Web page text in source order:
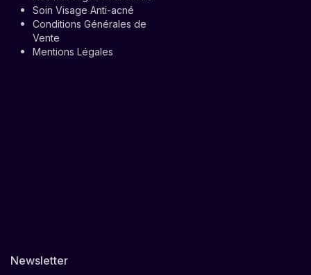
Soin Visage Anti-acné
Conditions Générales de
Vente
Mentions Légales
Newsletter